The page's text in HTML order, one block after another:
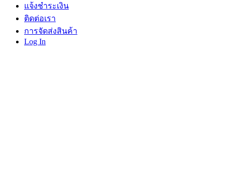
แจ้งชำระเงิน
ติดต่อเรา
การจัดส่งสินค้า
Log In